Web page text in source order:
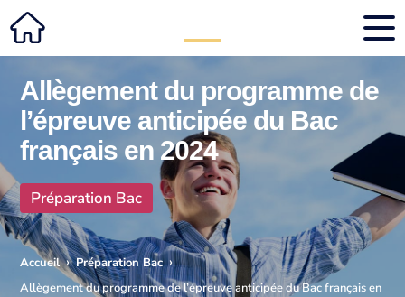
Allègement du programme de
l’épreuve anticipée du Bac
français en 2024
Préparation Bac
Accueil › Préparation Bac ›
Allègement du programme de l’épreuve anticipée du Bac français en